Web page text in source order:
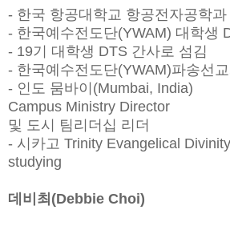
- 한국 항공대학교 항공전자공학과
- 한국예수전도단(YWAM) 대학생
- 19기 대학생 DTS 간사로 섬김
- 한국예수전도단(YWAM)파송선
- 인도 뭄바이(Mumbai, India)
Campus Ministry Director
및 도시 팀리더십 리더
- 시카고 Trinity Evangelical
studying
데비최(Debbie Choi)